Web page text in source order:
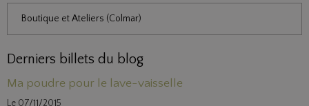
Boutique et Ateliers (Colmar)
Derniers billets du blog
Ma poudre pour le lave-vaisselle
Le 07/11/2015